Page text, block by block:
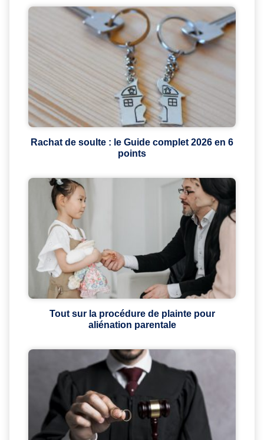
Rachat de soulte : le Guide complet 2026 en 6
points
Tout sur la procédure de plainte pour
aliénation parentale